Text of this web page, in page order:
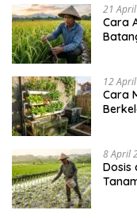
21
Cara
12
Cara
8 April
Dosis